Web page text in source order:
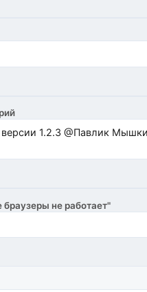
github.com/modx-pro/MiniShop3/issues/480
не работает"